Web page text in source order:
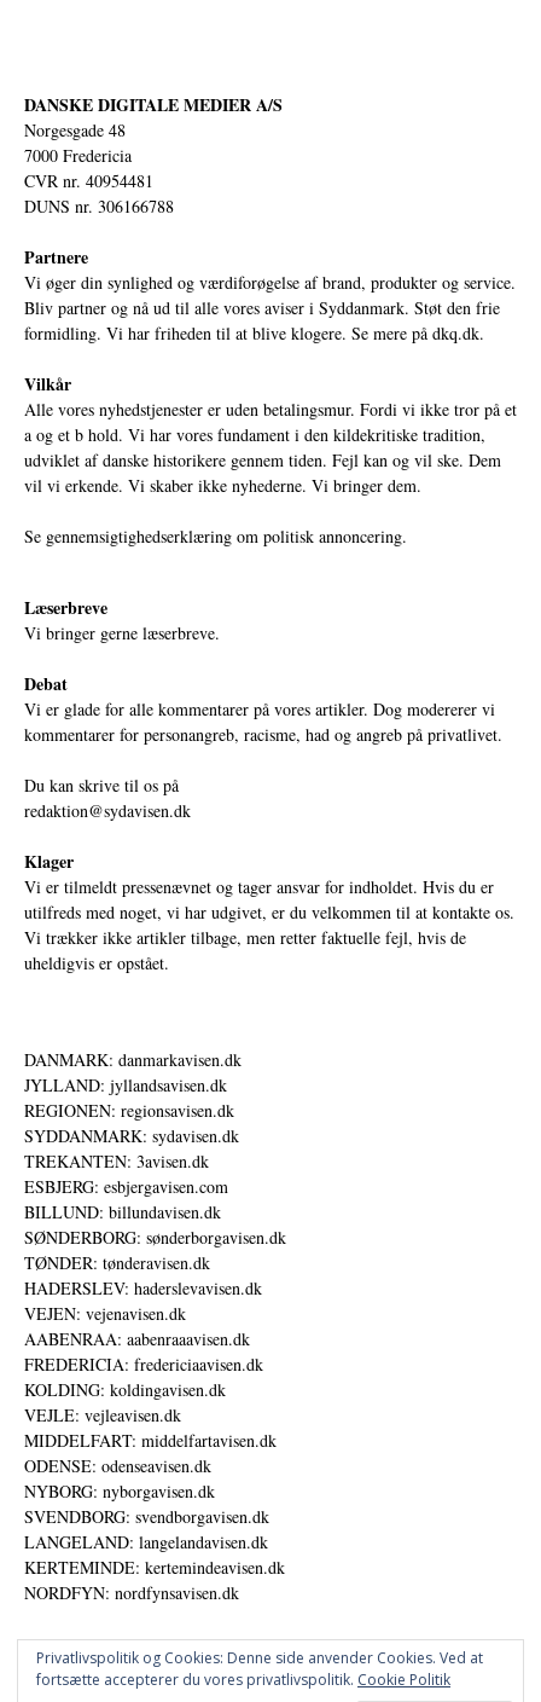
DANSKE DIGITALE MEDIER A/S
Norgesgade 48
7000 Fredericia
CVR nr. 40954481
DUNS nr. 306166788
Partnere
Vi øger din synlighed og værdiforøgelse af brand, produkter og service.
Bliv partner og nå ud til alle vores aviser i Syddanmark. Støt den frie
formidling. Vi har friheden til at blive klogere. Se mere på dkq.dk.
Vilkår
Alle vores nyhedstjenester er uden betalingsmur. Fordi vi ikke tror på et
a og et b hold. Vi har vores fundament i den kildekritiske tradition,
udviklet af danske historikere gennem tiden. Fejl kan og vil ske. Dem
vil vi erkende. Vi skaber ikke nyhederne. Vi bringer dem.
Se gennemsigtighedserklæring om politisk annoncering.
Læserbreve
Vi bringer gerne læserbreve.
Debat
Vi er glade for alle kommentarer på vores artikler. Dog modererer vi
kommentarer for personangreb, racisme, had og angreb på privatlivet.
Du kan skrive til os på
redaktion@sydavisen.dk
Klager
Vi er tilmeldt pressenævnet og tager ansvar for indholdet. Hvis du er
utilfreds med noget, vi har udgivet, er du velkommen til at kontakte os.
Vi trækker ikke artikler tilbage, men retter faktuelle fejl, hvis de
uheldigvis er opstået.
DANMARK: danmarkavisen.dk
JYLLAND: jyllandsavisen.dk
REGIONEN: regionsavisen.dk
SYDDANMARK: sydavisen.dk
TREKANTEN: 3avisen.dk
ESBJERG: esbjergavisen.com
BILLUND: billundavisen.dk
SØNDERBORG: sønderborgavisen.dk
TØNDER: tønderavisen.dk
HADERSLEV: haderslevavisen.dk
VEJEN: vejenavisen.dk
AABENRAA: aabenraaavisen.dk
FREDERICIA: fredericiaavisen.dk
KOLDING: koldingavisen.dk
VEJLE: vejleavisen.dk
MIDDELFART: middelfartavisen.dk
ODENSE: odenseavisen.dk
NYBORG: nyborgavisen.dk
SVENDBORG: svendborgavisen.dk
LANGELAND: langelandavisen.dk
KERTEMINDE: kertemindeavisen.dk
NORDFYN: nordfynsavisen.dk
Privatlivspolitik og Cookies: Denne side anvender Cookies. Ved at
fortsætte accepterer du vores privatlivspolitik. Cookie Politik